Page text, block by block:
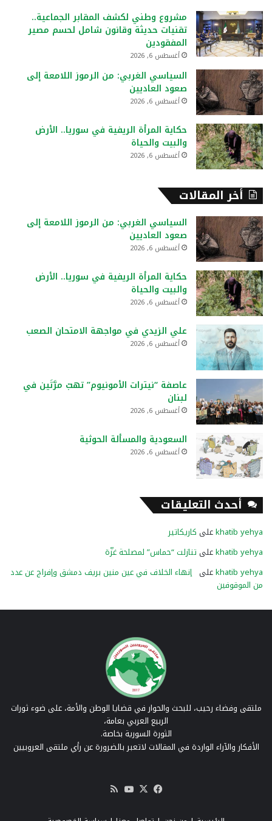
ن
مشروع وطني لكشف المقابر الجماعية..
تقنيات حديثة وقانون شامل لحسم مصير
المفقودين
أغسطس 6, 2026
السياسي الغربي: من الرموز اللامعة إلى
صعود العاديين
أغسطس 6, 2026
حكاية المرأة الريفية في سوريا.. الأرض
والبيت والحياة
أغسطس 6, 2026
أخر المقالات
السياسي الغربي: من الرموز اللامعة إلى
صعود العاديين
أغسطس 6, 2026
حكاية المرأة الريفية في سوريا.. الأرض
والبيت والحياة
أغسطس 6, 2026
علي الزيدي في مواجهة الامتحان الصعب
أغسطس 6, 2026
عاصفة “نيترات الأمونيوم” تهبّ مرَّتَين في
لبنان
أغسطس 6, 2026
السعودية والمسألة الحوثية
أغسطس 6, 2026
أحدث التعليقات
khatib yehyaعلى كاريكاتير
khatib yehyaعلى تنازلت “حماس” لمصلحة غزّة
khatib yehyaعلى إنهاء الخلاف في عين منين بريف دمشق وإفراج عن عدد
من الموقوفين
ملتقى وفضاء رحيب، للبحث والحوار في قضايا الوطن والأمة، على ضوء ثورات
الربيع العربي بعامة،
الثورة السورية بخاصة.
الأفكار والآراء الواردة في المقالات لاتعبر بالضرورة عن رأي ملتقى العروبيين
فيسبوك
‫X
‫YouTube